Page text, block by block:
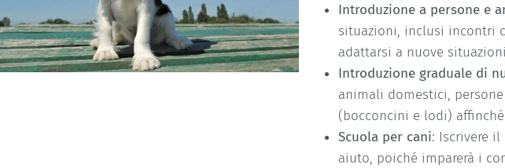
Introduzione a persone e
situazioni, inclusi incontri
adattarsi a nuove
Introduzione graduale di
animali domestici,
(bocconcini e lodi)
Scuola per cani: Iscrivere
aiuto, poiché imparerà i